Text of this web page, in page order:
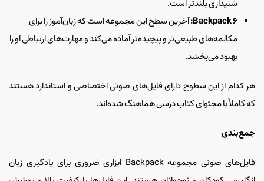
شنیداری بلندتر است.
Backpack 6: آخرین سطح این مجموعه است که زبان‌آموز را برای
مکالمه‌های طبیعی‌تر و پیچیده‌تر آماده می‌کند و مهارت‌های ارتباطی او را
بهبود می‌بخشد.
هر کدام از این سطوح دارای فایل‌های صوتی اختصاصی و استاندارد هستند
که کاملاً با محتوای کتاب درسی هماهنگ شده‌اند.
جمع‌بندی
فایل‌های صوتی مجموعه Backpack ابزاری ضروری برای یادگیری زبان